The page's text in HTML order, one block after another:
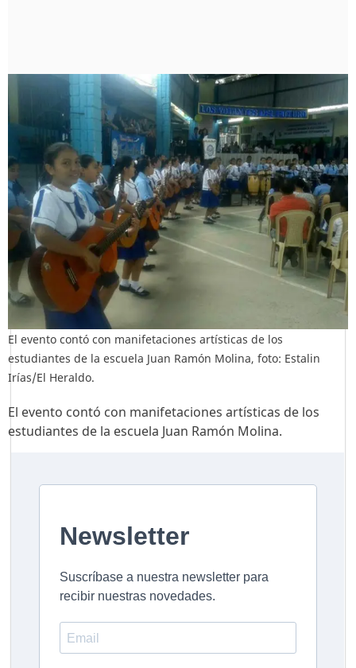
El evento contó con manifetaciones artísticas de los
estudiantes de la escuela Juan Ramón Molina, foto: Estalin
Irías/El Heraldo.
El evento contó con manifetaciones artísticas de los
estudiantes de la escuela Juan Ramón Molina.